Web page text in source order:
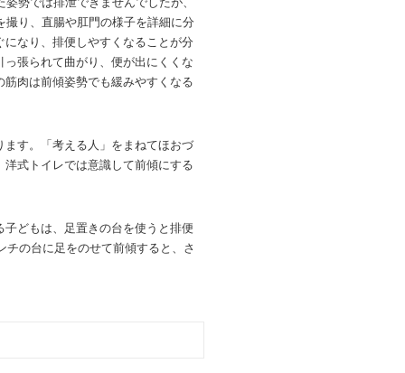
り、直腸や肛門の様子を詳細に分
なり、排便しやすくなることが分
張られて曲がり、便が出にくくな
肉は前傾姿勢でも緩みやすくなる
す。「考える人」をまねてほおづ
式トイレでは意識して前傾にする
どもは、足置きの台を使うと排便
の台に足をのせて前傾すると、さ